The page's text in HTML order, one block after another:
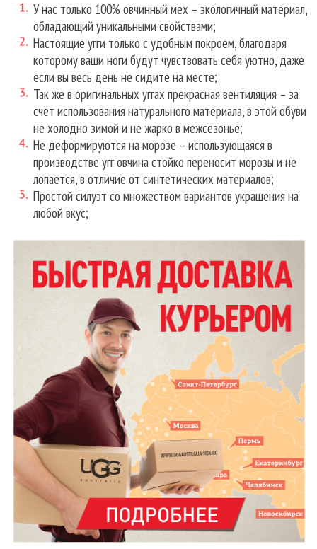
У нас только 100% овчинный мех – экологичный материал,
обладающий уникальными свойствами;
Настоящие угги только с удобным покроем, благодаря
которому ваши ноги будут чувствовать себя уютно, даже
если вы весь день не сидите на месте;
Так же в оригинальных уггах прекрасная вентиляция – за
счёт использования натурального материала, в этой обуви
не холодно зимой и не жарко в межсезонье;
Не деформируются на морозе – использующаяся в
производстве угг овчина стойко переносит морозы и не
лопается, в отличие от синтетических материалов;
Простой силуэт со множеством вариантов украшения на
любой вкус;